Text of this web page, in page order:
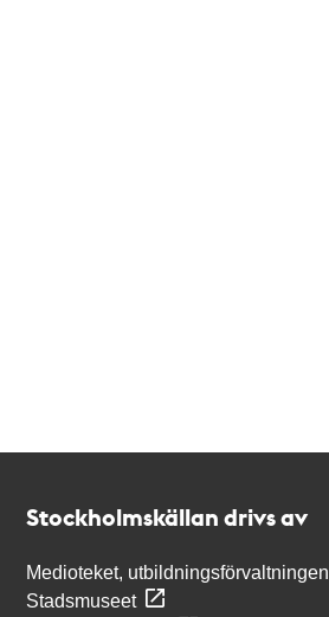
Stockholmskällan drivs av
Medioteket, utbildningsförvaltningen
Stadsmuseet